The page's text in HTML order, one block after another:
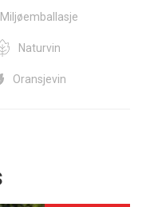
Miljøemballasje
Naturvin
Oransjevin